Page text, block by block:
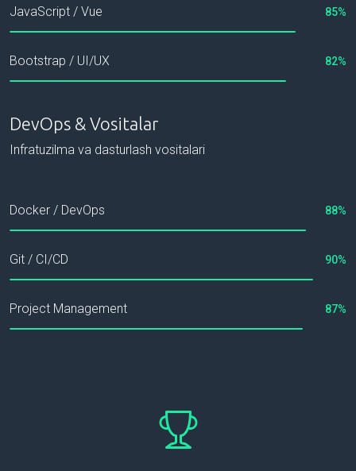
JavaScript / Vue 85%
Bootstrap / UI/UX 82%
DevOps & Vositalar
Infratuzilma va dasturlash vositalari
Docker / DevOps 88%
Git / CI/CD 90%
Project Management 87%